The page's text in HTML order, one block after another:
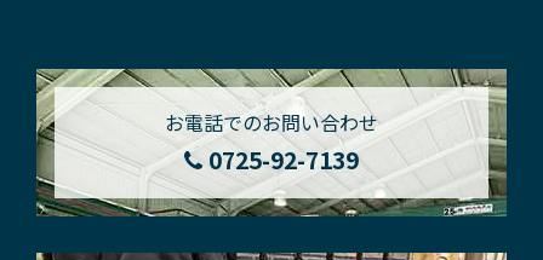
お電話でのお問い合わせ
0725-92-7139